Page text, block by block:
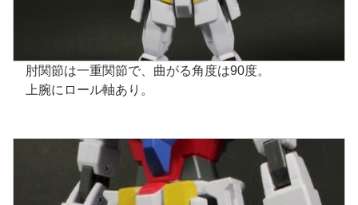
肘関節は一重関節で、曲がる角度は90度。
上腕にロール軸あり。